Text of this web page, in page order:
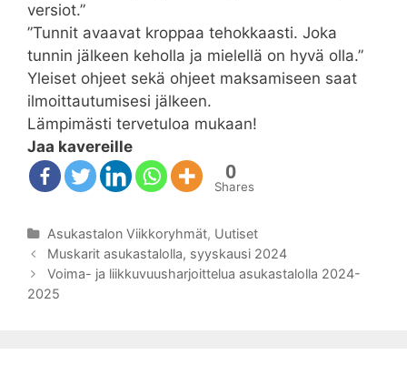
versiot.”
”Tunnit avaavat kroppaa tehokkaasti. Joka
tunnin jälkeen keholla ja mielellä on hyvä olla.”
Yleiset ohjeet sekä ohjeet maksamiseen saat
ilmoittautumisesi jälkeen.
Lämpimästi tervetuloa mukaan!
Jaa kavereille
0
Shares
Kategoriat
Asukastalon Viikkoryhmät, Uutiset
Artikkelien
selaus
Muskarit asukastalolla, syyskausi 2024
Voima- ja liikkuvuusharjoittelua asukastalolla 2024-
2025